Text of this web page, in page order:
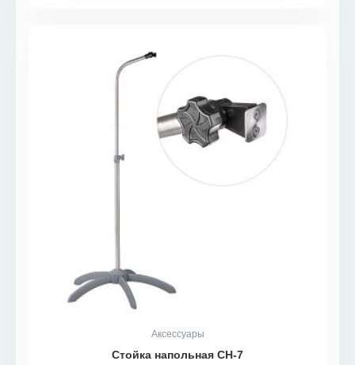
Аксессуары
Стойка напольная СН-7